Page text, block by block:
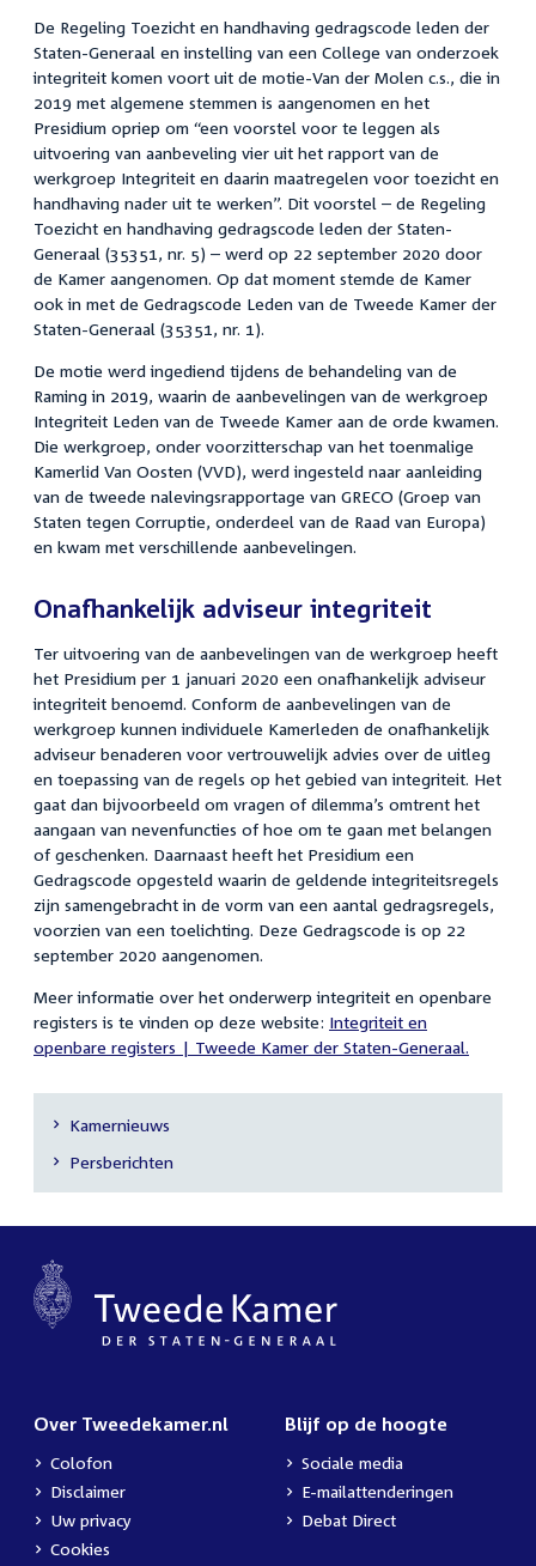
De Regeling Toezicht en handhaving gedragscode leden der
Staten-Generaal en instelling van een College van onderzoek
integriteit komen voort uit de motie-Van der Molen c.s., die in
2019 met algemene stemmen is aangenomen en het
Presidium opriep om “een voorstel voor te leggen als
uitvoering van aanbeveling vier uit het rapport van de
werkgroep Integriteit en daarin maatregelen voor toezicht en
handhaving nader uit te werken”. Dit voorstel – de Regeling
Toezicht en handhaving gedragscode leden der Staten-
Generaal (35351, nr. 5) – werd op 22 september 2020 door
de Kamer aangenomen. Op dat moment stemde de Kamer
ook in met de Gedragscode Leden van de Tweede Kamer der
Staten-Generaal (35351, nr. 1).
De motie werd ingediend tijdens de behandeling van de
Raming in 2019, waarin de aanbevelingen van de werkgroep
Integriteit Leden van de Tweede Kamer aan de orde kwamen.
Die werkgroep, onder voorzitterschap van het toenmalige
Kamerlid Van Oosten (VVD), werd ingesteld naar aanleiding
van de tweede nalevingsrapportage van GRECO (Groep van
Staten tegen Corruptie, onderdeel van de Raad van Europa)
en kwam met verschillende aanbevelingen.
Onafhankelijk adviseur integriteit
Ter uitvoering van de aanbevelingen van de werkgroep heeft
het Presidium per 1 januari 2020 een onafhankelijk adviseur
integriteit benoemd. Conform de aanbevelingen van de
werkgroep kunnen individuele Kamerleden de onafhankelijk
adviseur benaderen voor vertrouwelijk advies over de uitleg
en toepassing van de regels op het gebied van integriteit. Het
gaat dan bijvoorbeeld om vragen of dilemma’s omtrent het
aangaan van nevenfuncties of hoe om te gaan met belangen
of geschenken. Daarnaast heeft het Presidium een
Gedragscode opgesteld waarin de geldende integriteitsregels
zijn samengebracht in de vorm van een aantal gedragsregels,
voorzien van een toelichting. Deze Gedragscode is op 22
september 2020 aangenomen.
Meer informatie over het onderwerp integriteit en openbare
registers is te vinden op deze website: Integriteit en
openbare registers | Tweede Kamer der Staten-Generaal.
Secundaire
navigatie
Kamernieuws
Persberichten
Over Tweedekamer.nl
Colofon
Disclaimer
Uw privacy
Cookies
Blijf op de hoogte
Sociale media
E-mailattenderingen
Debat Direct